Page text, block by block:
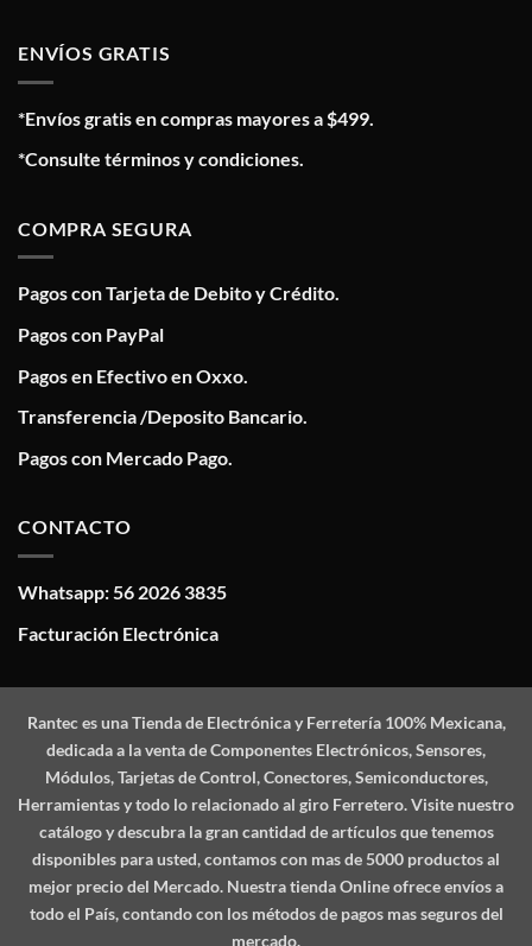
ENVÍOS GRATIS
*Envíos gratis en compras mayores a $499.
*Consulte términos y condiciones.
COMPRA SEGURA
Pagos con Tarjeta de Debito y Crédito.
Pagos con PayPal
Pagos en Efectivo en Oxxo.
Transferencia /Deposito Bancario.
Pagos con Mercado Pago.
CONTACTO
Whatsapp: 56 2026 3835
Facturación Electrónica
Ranteces una Tienda de Electrónica y Ferretería 100% Mexicana,
dedicada a la venta de Componentes Electrónicos, Sensores,
Módulos, Tarjetas de Control, Conectores, Semiconductores,
Herramientas y todo lo relacionado al giro Ferretero. Visite nuestro
catálogo y descubra la gran cantidad de artículos que tenemos
disponibles para usted, contamos con mas de 5000 productos al
mejor precio del Mercado. Nuestra tienda Online ofrece envíos a
todo el País, contando con los métodos de pagos mas seguros del
mercado.